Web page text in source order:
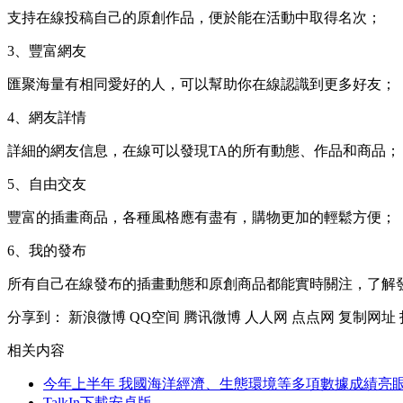
支持在線投稿自己的原創作品，便於能在活動中取得名次；
3、豐富網友
匯聚海量有相同愛好的人，可以幫助你在線認識到更多好友；
4、網友詳情
詳細的網友信息，在線可以發現TA的所有動態、作品和商品；
5、自由交友
豐富的插畫商品，各種風格應有盡有，購物更加的輕鬆方便；
6、我的發布
所有自己在線發布的插畫動態和原創商品都能實時關注，了解
分享到： 新浪微博 QQ空间 腾讯微博 人人网 点点网 复制网址
相关内容
今年上半年 我國海洋經濟、生態環境等多項數據成績亮